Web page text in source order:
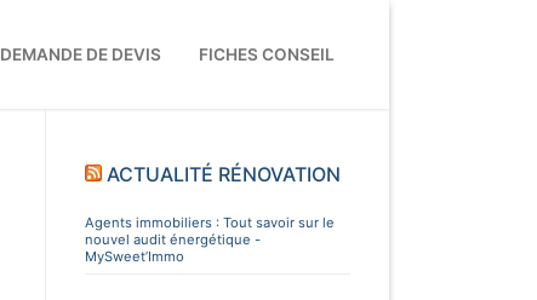
DEMANDE DE DEVIS FICHES CONSEIL
ACTUALITÉ RÉNOVATION
Agents immobiliers : Tout savoir sur le
nouvel audit énergétique -
MySweet’Immo